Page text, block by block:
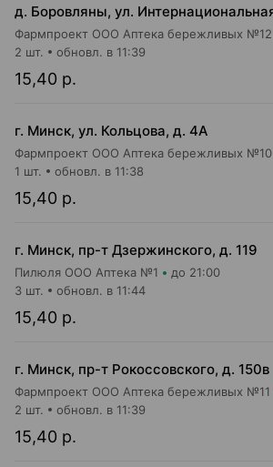
Фармпроект ООО Аптека бережливых №12
15,40 р.
2 шт. обновл. в 11:39
г. Минск, ул. Кольцова, д. 4А
Фармпроект ООО Аптека бережливых №10
15,40 р.
1 шт. обновл. в 11:38
г. Минск, пр-т Дзержинского, д. 119
Пилюля ООО Аптека №1 до 21:00
15,40 р.
3 шт. обновл. в 11:44
г. Минск, пр-т Рокоссовского, д. 150в
Фармпроект ООО Аптека бережливых №11
15,40 р.
2 шт. обновл. в 11:39